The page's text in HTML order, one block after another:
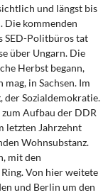
und längst bis
Die kommenden
SED-Politbüros tat
über Ungarn. Die
Herbst begann,
in Sachsen. Im
der Sozialdemokratie.
Aufbau der DDR
letzten Jahrzehnt
Wohnsubstanz.
mit den
Von hier weitete
und Berlin um den